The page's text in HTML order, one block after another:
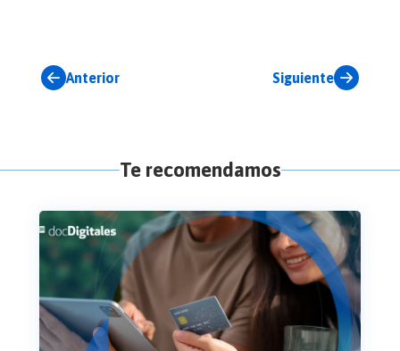
Anterior Siguiente
Te recomendamos